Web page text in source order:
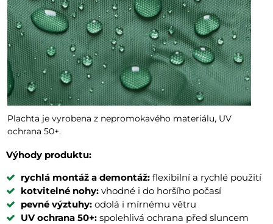
Plachta je vyrobena z nepromokavého materiálu, UV
ochrana 50+.
Výhody produktu:
rychlá montáž a demontáž: flexibilní a rychlé použití
kotvitelné nohy: vhodné i do horšího počasí
pevné výztuhy: odolá i mírnému větru
UV ochrana 50+: spolehlivá ochrana před sluncem